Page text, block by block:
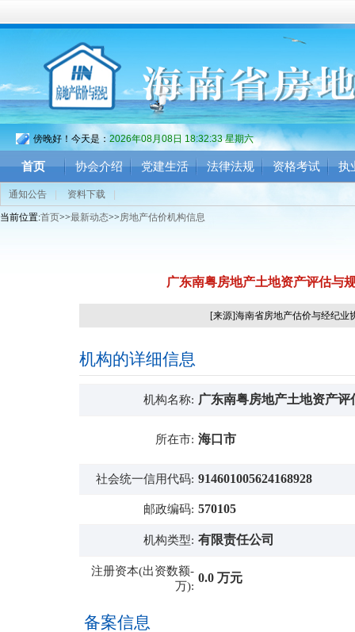
傍晚好！今天是： 2026年08月08日 18:32:33 星期六
首页 协会介绍 党建生活 法律法规 资格考试 执
通知公告 资料下载
当前位置:首页>>最新动态>>房地产估价机构信息
广东南粤房地产土地资产评估与
[来源]海南省房地产估价与经纪业
机构的详细信息
机构名称: 广东南粤房地产土地资产
所在市: 海口市
社会统一信用代码: 914601005624168928
邮政编码: 570105
机构类型: 有限责任公司
注册资本(出资数额-
万):
0.0 万元
备案信息